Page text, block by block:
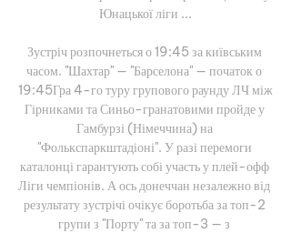
Юнацької ліги ...
Зустріч розпочнеться о 19:45 за київським
часом. "Шахтар" — "Барселона" — початок о
19:45Гра 4-го туру групового раунду ЛЧ між
Гірниками та Синьо-гранатовими пройде у
Гамбурзі (Німеччина) на
"Фолькспаркштадіоні". У разі перемоги
каталонці гарантують собі участь у плей-офф
Ліги чемпіонів. А ось донеччан незалежно від
результату зустрічі очікує боротьба за топ-2
групи з "Порту" та за топ-3 — з